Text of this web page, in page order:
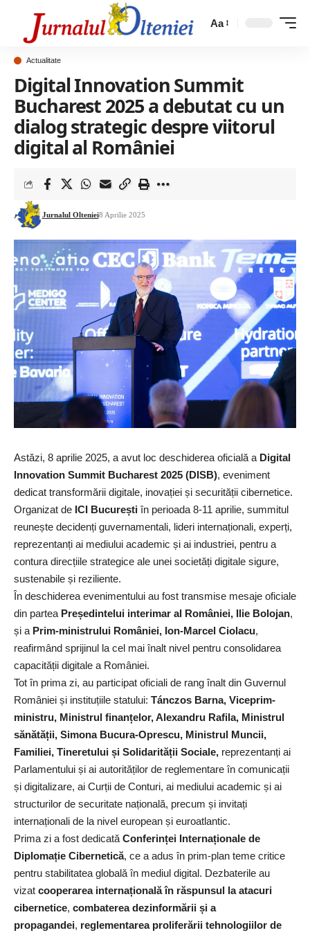
Aa
Actualitate
Digital Innovation Summit
Bucharest 2025 a debutat cu un
dialog strategic despre viitorul
digital al României
Jurnalul Olteniei8 Aprilie 2025
Astăzi, 8 aprilie 2025, a avut loc deschiderea oficială a Digital
Innovation Summit Bucharest 2025 (DISB), eveniment
dedicat transformării digitale, inovației și securității cibernetice.
Organizat de ICI București în perioada 8-11 aprilie, summitul
reunește decidenți guvernamentali, lideri internaționali, experți,
reprezentanți ai mediului academic și ai industriei, pentru a
contura direcțiile strategice ale unei societăți digitale sigure,
sustenabile și reziliente.
În deschiderea evenimentului au fost transmise mesaje oficiale
din partea Președintelui interimar al României, Ilie Bolojan,
și a Prim-ministrului României, Ion-Marcel Ciolacu,
reafirmând sprijinul la cel mai înalt nivel pentru consolidarea
capacității digitale a României.
Tot în prima zi, au participat oficiali de rang înalt din Guvernul
României și instituțiile statului: Tánczos Barna, Viceprim-
ministru, Ministrul finanțelor, Alexandru Rafila, Ministrul
sănătății, Simona Bucura-Oprescu, Ministrul Muncii,
Familiei, Tineretului și Solidarității Sociale, reprezentanți ai
Parlamentului și ai autorităților de reglementare în comunicații
și digitalizare, ai Curții de Conturi, ai mediului academic și ai
structurilor de securitate națională, precum și invitați
internaționali de la nivel european și euroatlantic.
Prima zi a fost dedicată Conferinței Internaționale de
Diplomație Cibernetică, ce a adus în prim-plan teme critice
pentru stabilitatea globală în mediul digital. Dezbaterile au
vizat cooperarea internațională în răspunsul la atacuri
cibernetice, combaterea dezinformării și a
propagandei, reglementarea proliferării tehnologiilor de